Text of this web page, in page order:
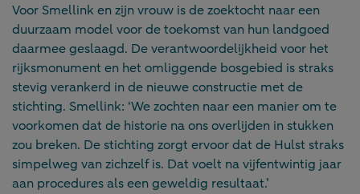
Voor Smellink en zijn vrouw is de zoektocht naar een
duurzaam model voor de toekomst van hun landgoed
daarmee geslaagd. De verantwoordelijkheid voor het
rijksmonument en het omliggende bosgebied is straks
stevig verankerd in de nieuwe constructie met de
stichting. Smellink: ‘We zochten naar een manier om te
voorkomen dat de historie na ons overlijden in stukken
zou breken. De stichting zorgt ervoor dat de Hulst straks
simpelweg van zichzelf is. Dat voelt na vijfentwintig jaar
aan procedures als een geweldig resultaat.’